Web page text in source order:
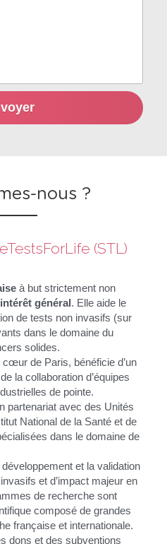
nous ?
(STL)
à but strictement non
général. Elle aide le
de tests non invasifs (sur
dans le domaine du
solides.
de Paris, bénéficie d’un
la collaboration d’équipes
de pointe.
partenariat avec des Unités
National de la Santé et de
dans le domaine de
et la validation
et d’impact majeur en
de recherche sont
composé de grandes
française et internationale.
dons et des subventions